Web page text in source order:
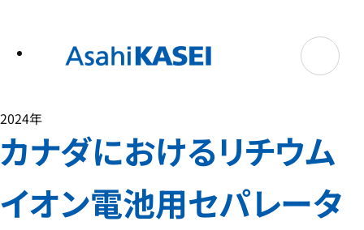
2024年
カナダにおけるリチウム
イオン電池用セパレータ